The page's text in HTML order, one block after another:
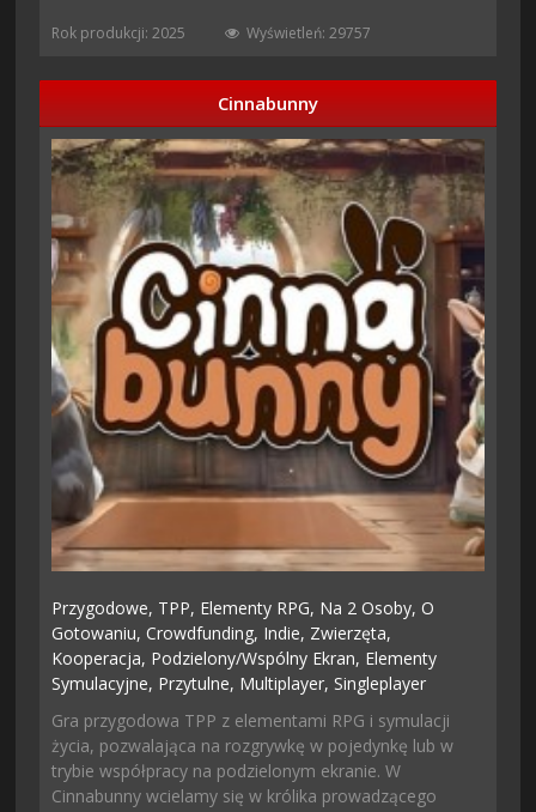
Rok produkcji: 2025 Wyświetleń: 29757
Cinnabunny
Przygodowe, TPP, Elementy RPG, Na 2 Osoby,O
Gotowaniu,Crowdfunding, Indie, Zwierzęta,
Kooperacja, Podzielony/wspólny Ekran, Elementy
Symulacyjne, Przytulne, Multiplayer,Singleplayer
Gra przygodowa TPP z elementami RPG i symulacji
życia, pozwalająca na rozgrywkę w pojedynkę lub w
trybie współpracy na podzielonym ekranie. W
Cinnabunny wcielamy się w królika prowadzącego